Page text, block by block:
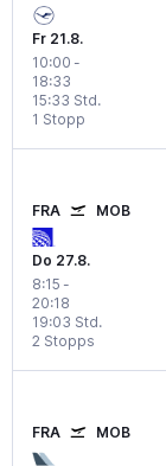
Fr 21.8.
10:00 -
18:33
1 Stopp
15:33 Std.
FRA MOB
Do 27.8.
8:15 -
20:18
2 Stopps
19:03 Std.
FRA MOB